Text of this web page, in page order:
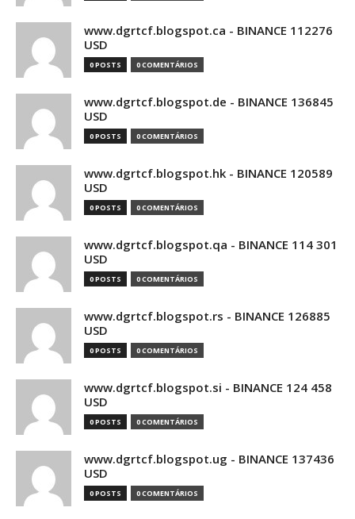
www.dgrtcf.blogspot.ca - BINANCE 112276
USD
0 POSTS 0 COMENTÁRIOS
www.dgrtcf.blogspot.de - BINANCE 136845
USD
0 POSTS 0 COMENTÁRIOS
www.dgrtcf.blogspot.hk - BINANCE 120589
USD
0 POSTS 0 COMENTÁRIOS
www.dgrtcf.blogspot.qa - BINANCE 114 301
USD
0 POSTS 0 COMENTÁRIOS
www.dgrtcf.blogspot.rs - BINANCE 126885
USD
0 POSTS 0 COMENTÁRIOS
www.dgrtcf.blogspot.si - BINANCE 124 458
USD
0 POSTS 0 COMENTÁRIOS
www.dgrtcf.blogspot.ug - BINANCE 137436
USD
0 POSTS 0 COMENTÁRIOS